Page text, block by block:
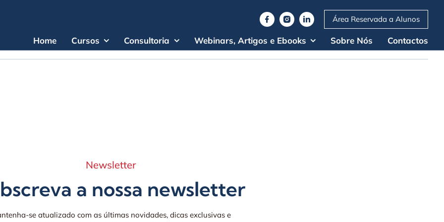
Área Reservada a Alunos
Home Cursos Consultoria Webinars, Artigos e Ebooks Sobre Nós Contactos
pesquisa.
Newsletter
a nossa newsletter
se atualizado com as últimas novidades, dicas exclusivas e